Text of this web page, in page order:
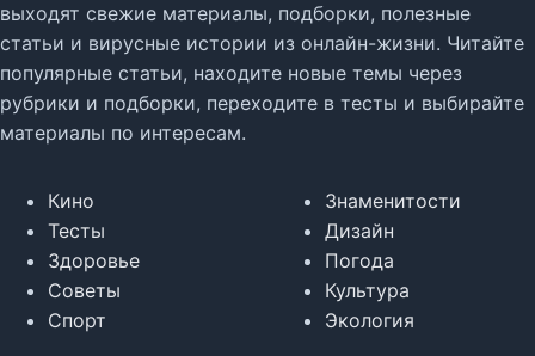
выходят свежие материалы, подборки, полезные
статьи и вирусные истории из онлайн-жизни. Читайте
популярные статьи, находите новые темы через
рубрики и подборки, переходите в тесты и выбирайте
материалы по интересам.
Кино
Тесты
Здоровье
Советы
Спорт
Знаменитости
Дизайн
Погода
Культура
Экология